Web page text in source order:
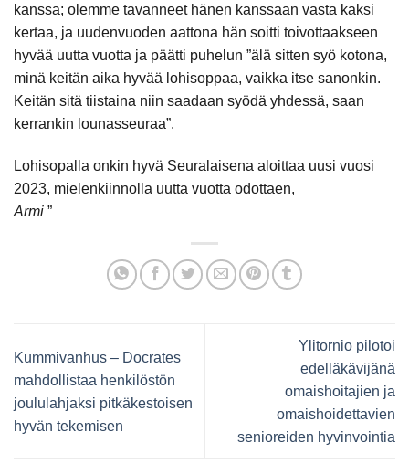
kanssa; olemme tavanneet hänen kanssaan vasta kaksi
kertaa, ja uudenvuoden aattona hän soitti toivottaakseen
hyvää uutta vuotta ja päätti puhelun ”älä sitten syö kotona,
minä keitän aika hyvää lohisoppaa, vaikka itse sanonkin.
Keitän sitä tiistaina niin saadaan syödä yhdessä, saan
kerrankin lounasseuraa”.
Lohisopalla onkin hyvä Seuralaisena aloittaa uusi vuosi
2023, mielenkiinnolla uutta vuotta odottaen,
Armi ”
Kummivanhus – Docrates
mahdollistaa henkilöstön
joululahjaksi pitkäkestoisen
hyvän tekemisen
Ylitornio pilotoi
edelläkävijänä
omaishoitajien ja
omaishoidettavien
senioreiden hyvinvointia